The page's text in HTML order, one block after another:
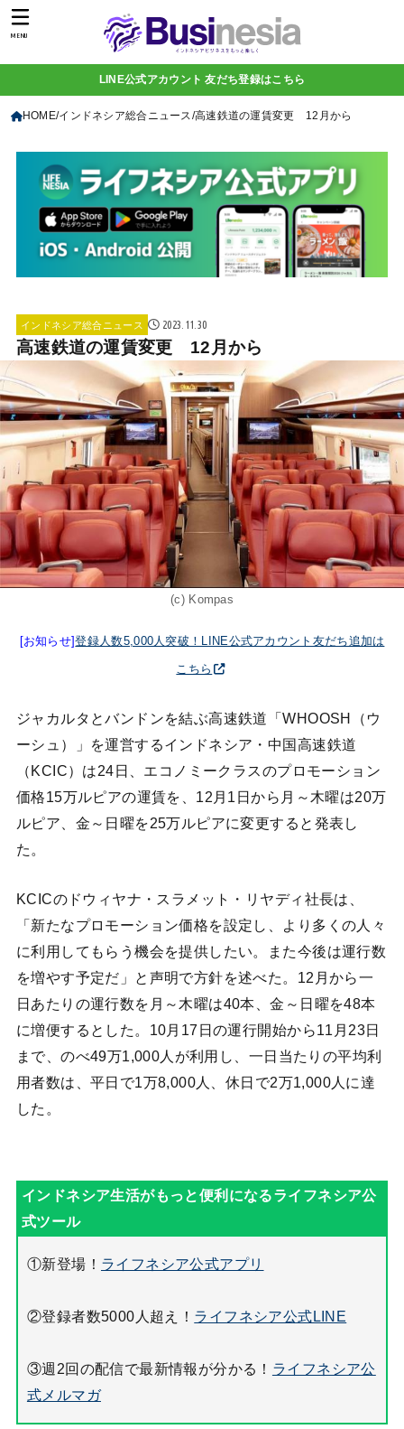
MENU
LINE公式アカウント 友だち登録はこちら
HOME インドネシア総合ニュース 高速鉄道の運賃変更 12月から
インドネシア総合ニュース 2023.11.30
高速鉄道の運賃変更 12月から
(c) Kompas
[お知らせ]登録人数5,000人突破！LINE公式アカウント友だち追加は
こちら
ジャカルタとバンドンを結ぶ高速鉄道「WHOOSH（ウ
ーシュ）」を運営するインドネシア・中国高速鉄道
（KCIC）は24日、エコノミークラスのプロモーション
価格15万ルピアの運賃を、12月1日から月～木曜は20万
ルピア、金～日曜を25万ルピアに変更すると発表し
た。
KCICのドウィヤナ・スラメット・リヤディ社長は、
「新たなプロモーション価格を設定し、より多くの人々
に利用してもらう機会を提供したい。また今後は運行数
を増やす予定だ」と声明で方針を述べた。12月から一
日あたりの運行数を月～木曜は40本、金～日曜を48本
に増便するとした。10月17日の運行開始から11月23日
まで、のべ49万1,000人が利用し、一日当たりの平均利
用者数は、平日で1万8,000人、休日で2万1,000人に達
した。
①新登場！ ライフネシア公式アプリ
②登録者数5000人超え！ ライフネシア公式LINE
③週2回の配信で最新情報が分かる！ ライフネシア公
式メルマガ